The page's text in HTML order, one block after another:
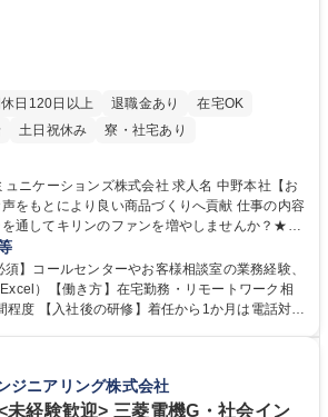
日120日以上 退職金あり
在宅OK
土日祝休み 寮・社宅あり
ョンズ株式会社 求人名 中野本社【お
とにより良い商品づくりへ貢献 仕事の内容
通してキリンのファンを増やしませんか？★≫
品づくりに活かしていく上で、窓口となるお客
へのご
ています。お客様からの声に迅速かつ誠意をも
ともにグループ内活動に反映しています。 【具
前後 募集職種 中野本社【お客様
とにより良い商品づくりへ貢献
】コールセンターやお客様相談室の業務経験、
）【働き方】在宅勤務・リモートワーク相
は電話対応
当社について】キリングループの広報機能を担
出会いを大切にし、磨き上げたホスピタリティ
ョンをとりながら広報関連業務を行っておりま
ジニアリング株式会社
未経験歓迎> 三菱電機G・社会イン